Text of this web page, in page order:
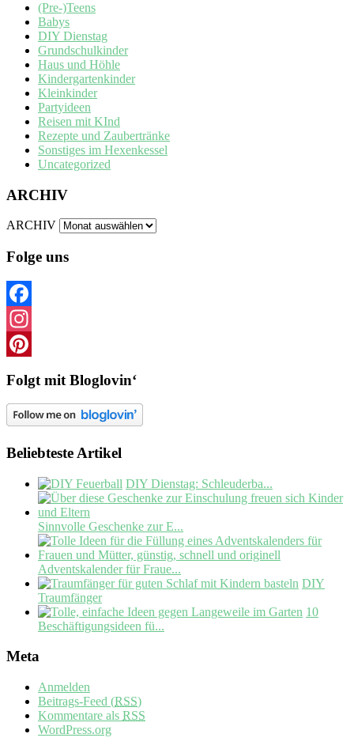
(Pre-)Teens
Babys
DIY Dienstag
Grundschulkinder
Haus und Höhle
Kindergartenkinder
Kleinkinder
Partyideen
Reisen mit KInd
Rezepte und Zaubertränke
Sonstiges im Hexenkessel
Uncategorized
ARCHIV
ARCHIV
Folge uns
Facebook
Instagram
Folgt mit Bloglovin‘
Beliebteste Artikel
DIY Dienstag: Schleuderba...
Sinnvolle Geschenke zur E...
Adventskalender für Fraue...
DIY
Traumfänger
10
Beschäftigungsideen fü...
Meta
Anmelden
Beitrags-Feed (RSS)
Kommentare als RSS
WordPress.org